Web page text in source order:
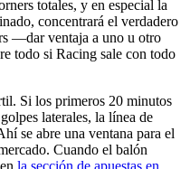
totales, y en especial la
concentrará el verdadero
—dar ventaja a uno u otro
todo si Racing sale con todo
Si los primeros 20 minutos
laterales, la línea de
se abre una ventana para el
Cuando el balón
la sección de apuestas en